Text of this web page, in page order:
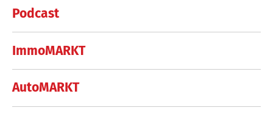
Podcast
ImmoMARKT
AutoMARKT